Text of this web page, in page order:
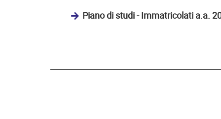
Piano di studi - Immatricolati a.a.